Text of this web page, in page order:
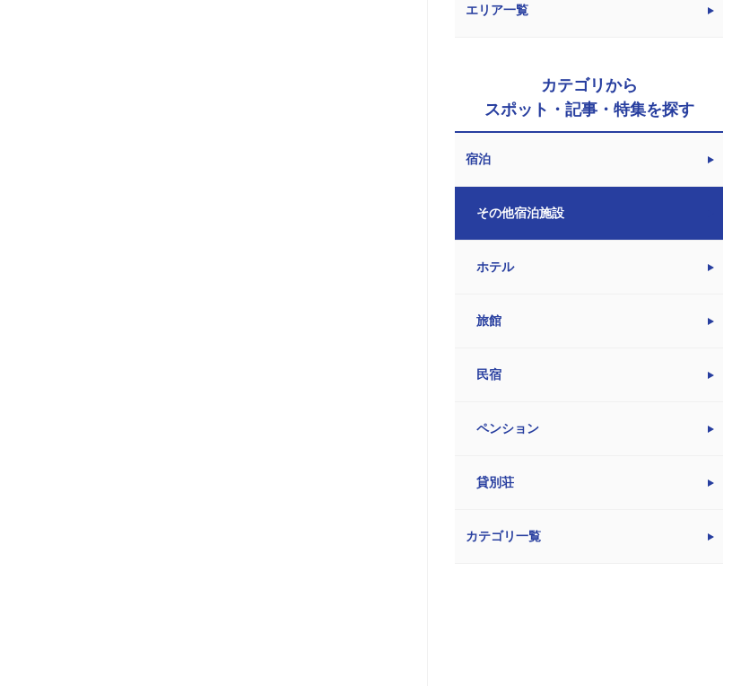
エリア一覧
カテゴリから
スポット・記事・特集を探す
宿泊
その他宿泊施設
ホテル
旅館
民宿
ペンション
貸別荘
カテゴリ一覧